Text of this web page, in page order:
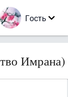
Гость
Имрана)